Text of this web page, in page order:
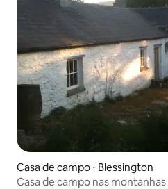
Casa de campo ⋅ Blessington
Casa de campo nas